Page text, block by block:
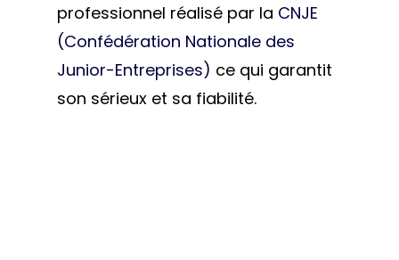
professionnel réalisé par la CNJE
(Confédération Nationale des
Junior-Entreprises) ce qui garantit
son sérieux et sa fiabilité.